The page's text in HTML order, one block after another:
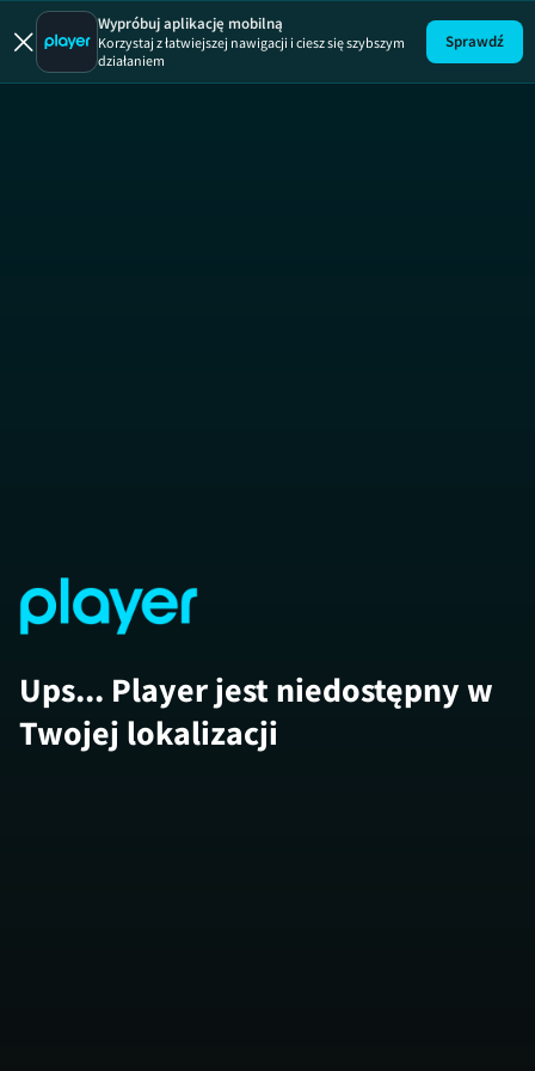
Uwaga!
Wypróbuj aplikację mobilną
Korzystaj z łatwiejszej nawigacji i ciesz się szybszym
działaniem
Sprawdź
Ups... Player jest niedostępny w
Twojej lokalizacji